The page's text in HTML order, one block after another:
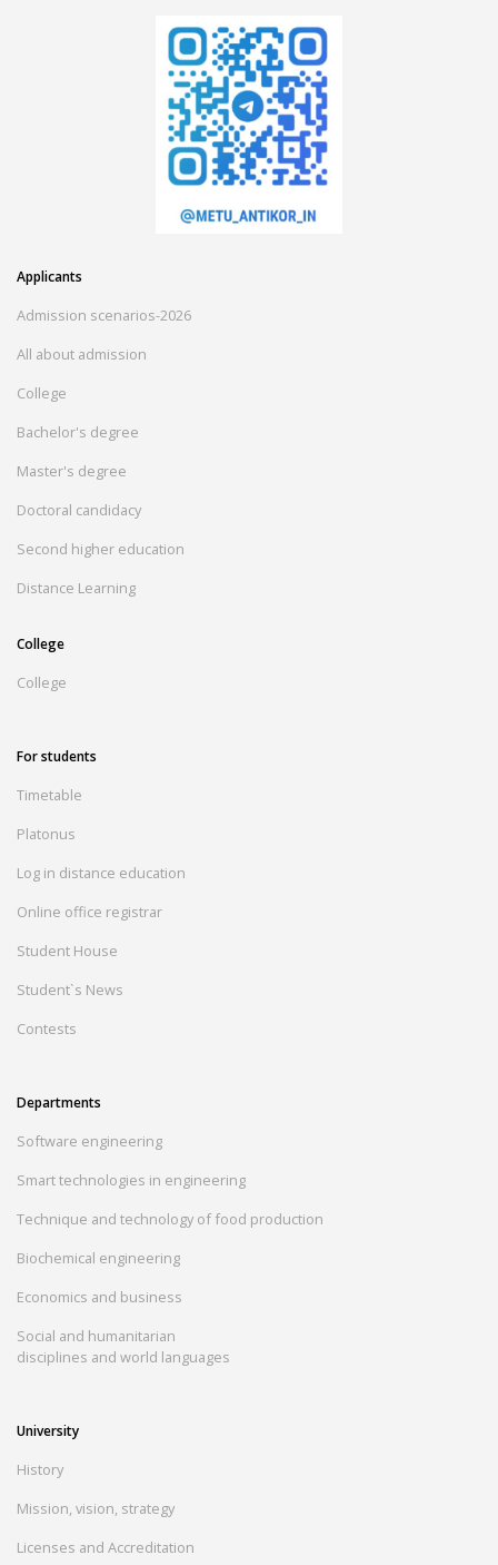
Applicants
Admission scenarios-2026
All about admission
College
Bachelor's degree
Master's degree
Doctoral candidacy
Second higher education
Distance Learning
College
College
For students
Timetable
Platonus
Log in distance education
Online office registrar
Student House
Student`s News
Contests
Departments
Software engineering
Smart technologies in engineering
Technique and technology of food production
Biochemical engineering
Economics and business
Social and humanitarian
disciplines and world languages
University
History
Mission, vision, strategy
Licenses and Accreditation